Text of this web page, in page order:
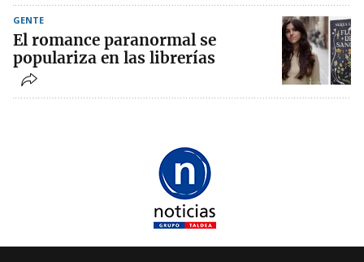
GENTE
El romance paranormal se
populariza en las librerías